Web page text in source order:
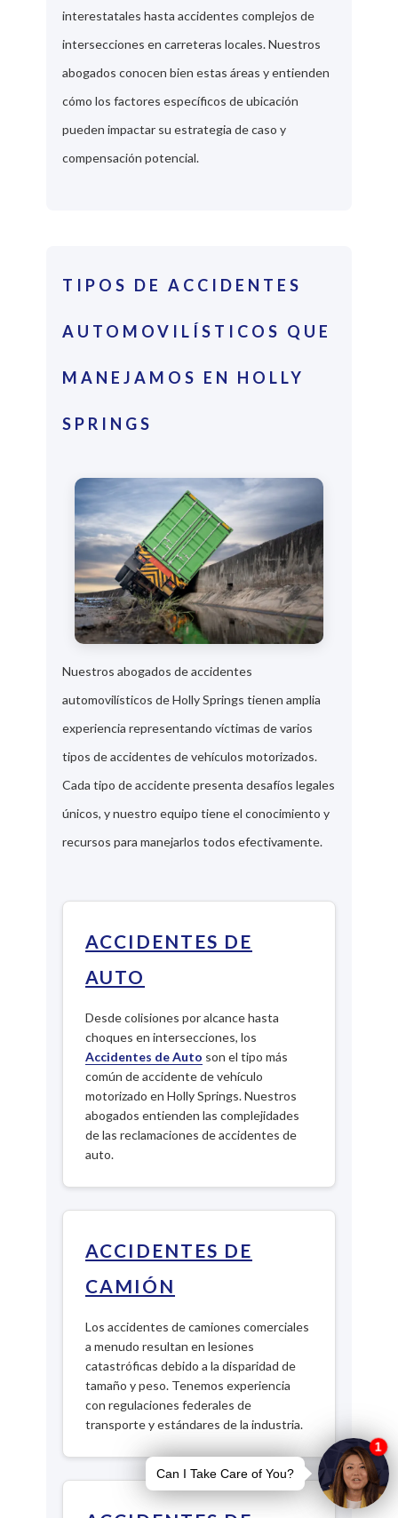
interestatales hasta accidentes complejos de
intersecciones en carreteras locales. Nuestros
abogados conocen bien estas áreas y entienden
cómo los factores específicos de ubicación
pueden impactar su estrategia de caso y
compensación potencial.
TIPOS DE ACCIDENTES
AUTOMOVILÍSTICOS QUE
MANEJAMOS EN HOLLY
SPRINGS
Nuestros abogados de accidentes
automovilísticos de Holly Springs tienen amplia
experiencia representando víctimas de varios
tipos de accidentes de vehículos motorizados.
Cada tipo de accidente presenta desafíos legales
únicos, y nuestro equipo tiene el conocimiento y
recursos para manejarlos todos efectivamente.
ACCIDENTES DE
AUTO
Desde colisiones por alcance hasta
choques en intersecciones, los
Accidentes de Auto son el tipo más
común de accidente de vehículo
motorizado en Holly Springs. Nuestros
abogados entienden las complejidades
de las reclamaciones de accidentes de
auto.
ACCIDENTES DE
CAMIÓN
Los accidentes de camiones comerciales
a menudo resultan en lesiones
catastróficas debido a la disparidad de
tamaño y peso. Tenemos experiencia
con regulaciones federales de
transporte y estándares de la industria.